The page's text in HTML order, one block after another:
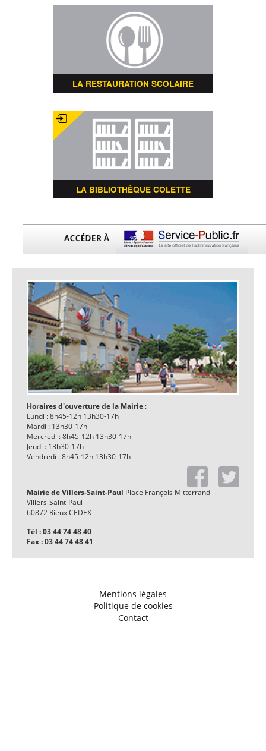
LA RESTAURATION SCOLAIRE
LA BIBLIOTHÈQUE COLETTE
Horaires d'ouverture de la Mairie :
Lundi : 8h45-12h 13h30-17h
Mardi : 13h30-17h
Mercredi : 8h45-12h 13h30-17h
Jeudi : 13h30-17h
Vendredi : 8h45-12h 13h30-17h
Mairie de Villers-Saint-Paul Place François Mitterrand
Villers-Saint-Paul
60872 Rieux CEDEX
Tél : 03 44 74 48 40
Fax : 03 44 74 48 41
Mentions légales
Politique de cookies
Contact